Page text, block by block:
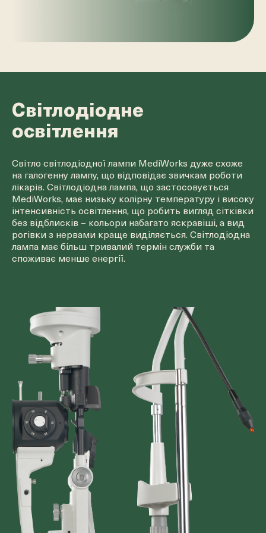
Світлодіодне
освітлення
Світло світлодіодної лампи MediWorks дуже схоже
на галогенну лампу, що відповідає звичкам роботи
лікарів. Світлодіодна лампа, що застосовується
MediWorks, має низьку колірну температуру і високу
інтенсивність освітлення, що робить вигляд сітківки
без відблисків – кольори набагато яскравіші, а вид
рогівки з нервами краще виділяється. Світлодіодна
лампа має більш тривалий термін служби та
споживає менше енергії.